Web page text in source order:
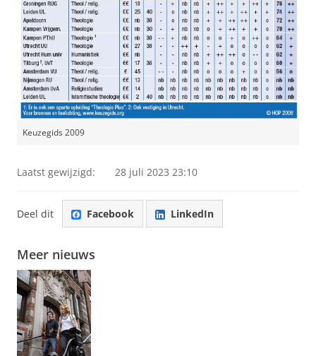
Keuzegids 2009
Laatst gewijzigd: 28 juli 2023 23:10
Deel dit Facebook LinkedIn
Meer nieuws